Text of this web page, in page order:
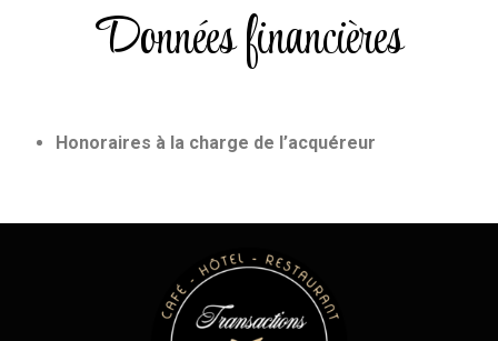
Données financières
Honoraires à la charge de l’acquéreur